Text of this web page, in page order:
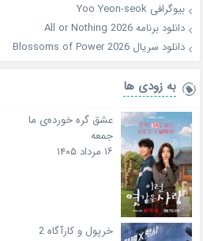
بیوگرافی Yoo Yeon-seok
دانلود برنامه All or Nothing 2026
دانلود سریال Blossoms of Power 2026
به زودی ها
عشق گره خورده‌ی ما
جمعه
۱۶ مرداد ۱۴۰۵
خرپول و کارآگاه 2